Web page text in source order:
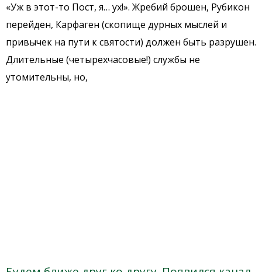
«Уж в этот-то Пост, я… ух!». Жребий брошен, Рубикон
перейден, Карфаген (скопище дурных мыслей и
привычек на пути к святости) должен быть разрушен.
Длительные (четырехчасовые!) службы не
утомительны, но,